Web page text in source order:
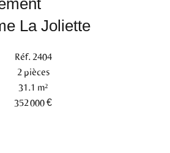
La Joliette
Réf. 2404
2 pièces
31.1 m²
352 000 €